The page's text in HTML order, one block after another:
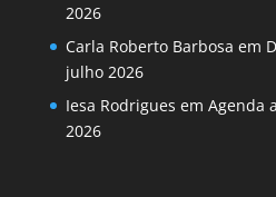
2026
Carla Roberto Barbosa em
julho 2026
Iesa Rodrigues em Agenda
2026